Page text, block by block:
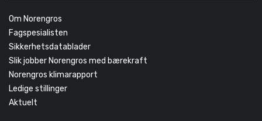
Om Norengros
Fagspesialisten
Sikkerhetsdatablader
Slik jobber Norengros med bærekraft
Norengros klimarapport
Ledige stillinger
Aktuelt